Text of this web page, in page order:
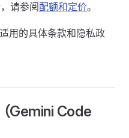
请参阅配额和定价。
用的具体条款和隐私政
Gemini Code